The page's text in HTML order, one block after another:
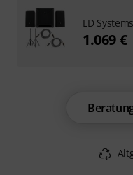
LD
1.069 €